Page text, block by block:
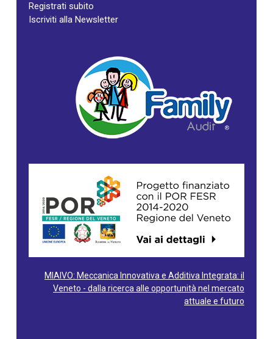
Registrati subito
Iscriviti alla Newsletter
MIAIVO: Meccanica Innovativa e Additiva Integrata: il
Veneto - dalla ricerca alle opportunità nel mercato
attuale e futuro